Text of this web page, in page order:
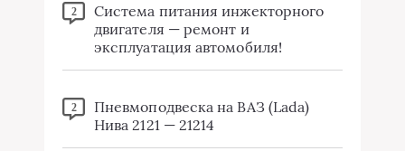
2
Система питания инжекторного
двигателя — ремонт и
эксплуатация автомобиля!
2
Пневмоподвеска на ВАЗ (Lada)
Нива 2121 — 21214